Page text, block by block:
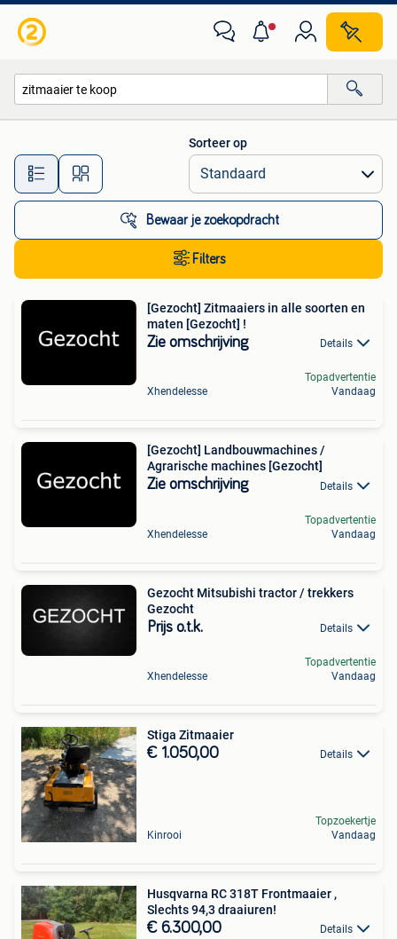
Alle afstanden…
Sorteer op
Bewaar je zoekopdracht
Filters
[Gezocht] Zitmaaiers in alle soorten en
maten [Gezocht] !
Zie omschrijving Details
Xhendelesse
Topadvertentie
Vandaag
[Gezocht] Landbouwmachines /
Agrarische machines [Gezocht]
Zie omschrijving Details
Xhendelesse
Topadvertentie
Vandaag
Gezocht Mitsubishi tractor / trekkers
Gezocht
Prijs o.t.k. Details
Xhendelesse
Topadvertentie
Vandaag
Stiga Zitmaaier
€ 1.050,00 Details
Kinrooi
Topzoekertje
Vandaag
Husqvarna RC 318T Frontmaaier ,
Slechts 94,3 draaiuren!
€ 6.300,00 Details